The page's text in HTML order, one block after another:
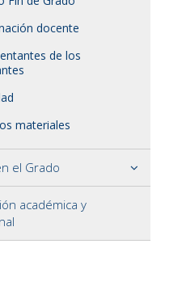
docente
de los
materiales
el Grado
académica y